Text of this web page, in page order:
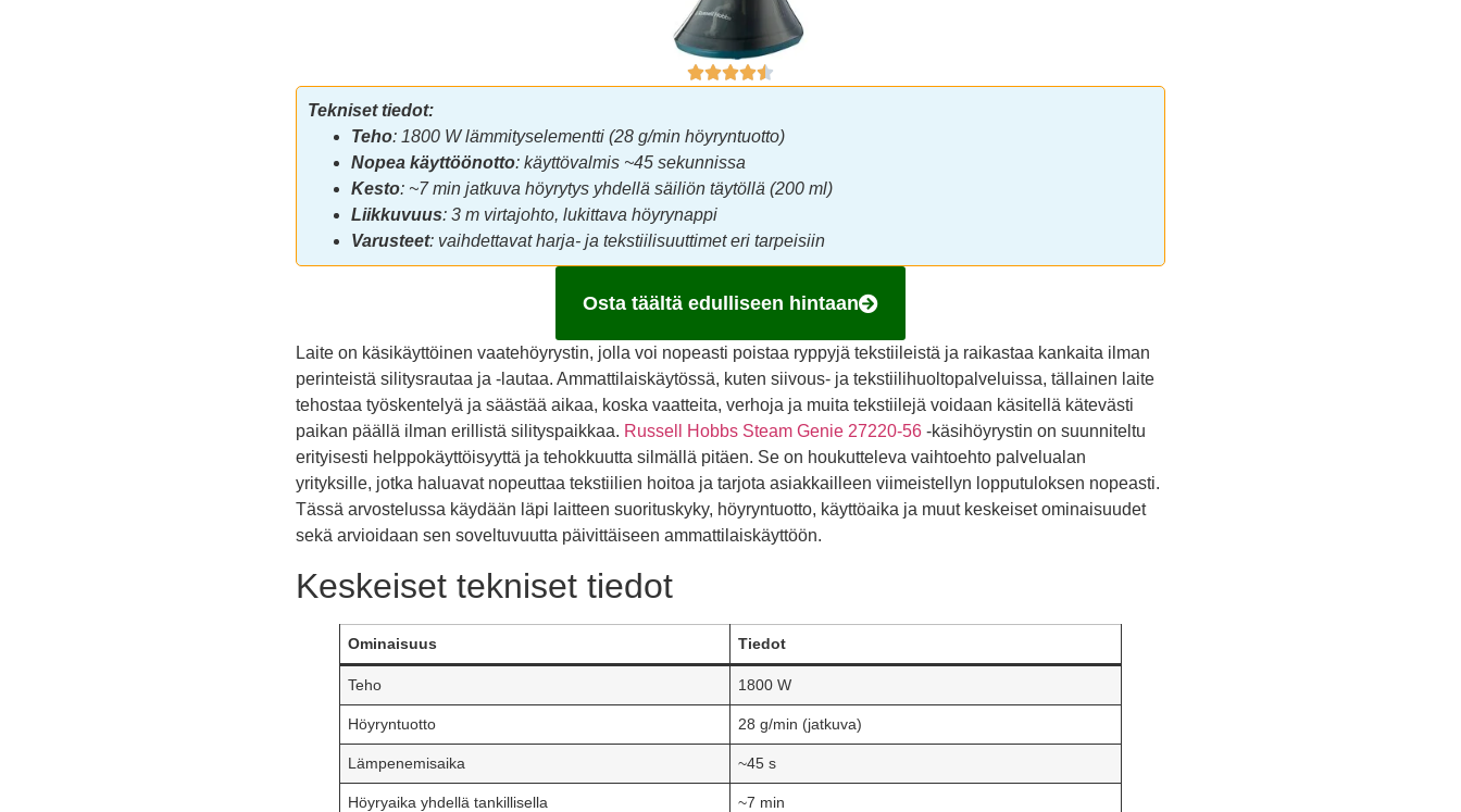
Tekniset tiedot:
Teho: 1800 W lämmityselementti (28 g/min höyryntuotto)
Nopea käyttöönotto: käyttövalmis ~45 sekunnissa
Kesto: ~7 min jatkuva höyrytys yhdellä säiliön täytöllä (200 ml)
Liikkuvuus: 3 m virtajohto, lukittava höyrynappi
Varusteet: vaihdettavat harja- ja tekstiilisuuttimet eri tarpeisiin
Osta täältä edulliseen hintaan
Laite on käsikäyttöinen vaatehöyrystin, jolla voi nopeasti poistaa ryppyjä tekstiileistä ja raikastaa kankaita ilman
perinteistä silitysrautaa ja -lautaa. Ammattilaiskäytössä, kuten siivous- ja tekstiilihuoltopalveluissa, tällainen laite
tehostaa työskentelyä ja säästää aikaa, koska vaatteita, verhoja ja muita tekstiilejä voidaan käsitellä kätevästi
paikan päällä ilman erillistä silityspaikkaa. Russell Hobbs Steam Genie 27220-56 -käsihöyrystin on suunniteltu
erityisesti helppokäyttöisyyttä ja tehokkuutta silmällä pitäen. Se on houkutteleva vaihtoehto palvelualan
yrityksille, jotka haluavat nopeuttaa tekstiilien hoitoa ja tarjota asiakkailleen viimeistellyn lopputuloksen nopeasti.
Tässä arvostelussa käydään läpi laitteen suorituskyky, höyryntuotto, käyttöaika ja muut keskeiset ominaisuudet
sekä arvioidaan sen soveltuvuutta päivittäiseen ammattilaiskäyttöön.
Keskeiset tekniset tiedot
Ominaisuus Tiedot
Teho 1800 W
Höyryntuotto 28 g/min (jatkuva)
Lämpenemisaika ~45 s
Höyryaika yhdellä tankillisella ~7 min